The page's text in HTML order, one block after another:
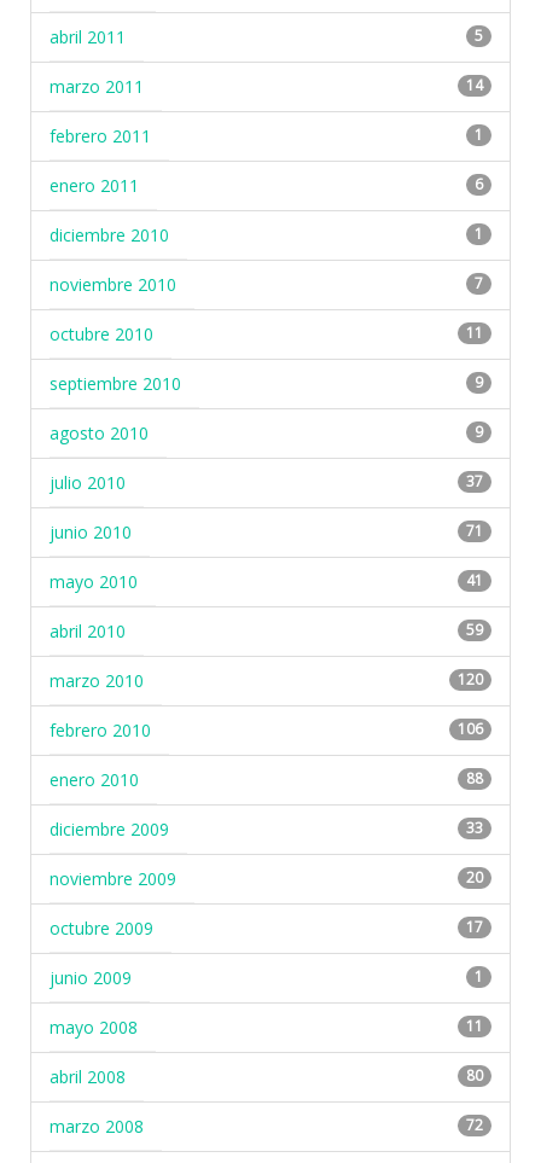
abril 2011 5
marzo 2011 14
febrero 2011 1
enero 2011 6
diciembre 2010 1
noviembre 2010 7
octubre 2010 11
septiembre 2010 9
agosto 2010 9
julio 2010 37
junio 2010 71
mayo 2010 41
abril 2010 59
marzo 2010 120
febrero 2010 106
enero 2010 88
diciembre 2009 33
noviembre 2009 20
octubre 2009 17
junio 2009 1
mayo 2008 11
abril 2008 80
marzo 2008 72